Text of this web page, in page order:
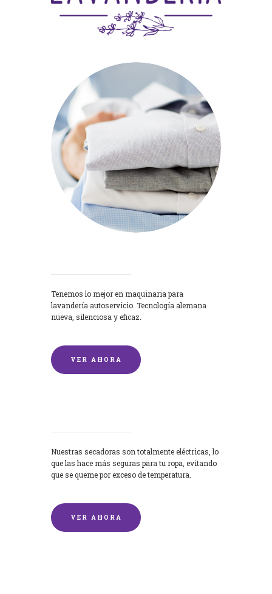
Tenemos lo mejor en maquinaria para
lavandería autoservicio. Tecnología alemana
nueva, silenciosa y eficaz.
VER AHORA
Nuestras secadoras son totalmente eléctricas, lo
que las hace más seguras para tu ropa, evitando
que se queme por exceso de temperatura.
VER AHORA